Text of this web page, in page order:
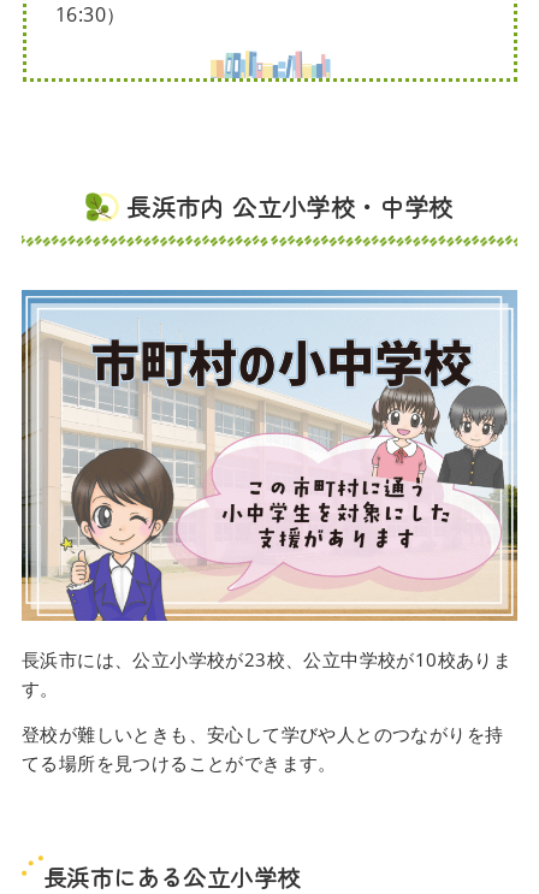
16:30）
長浜市内 公立小学校・中学校
長浜市には、公立小学校が23校、公立中学校が10校ありま
す。
登校が難しいときも、安心して学びや人とのつながりを持
てる場所を見つけることができます。
長浜市にある公立小学校